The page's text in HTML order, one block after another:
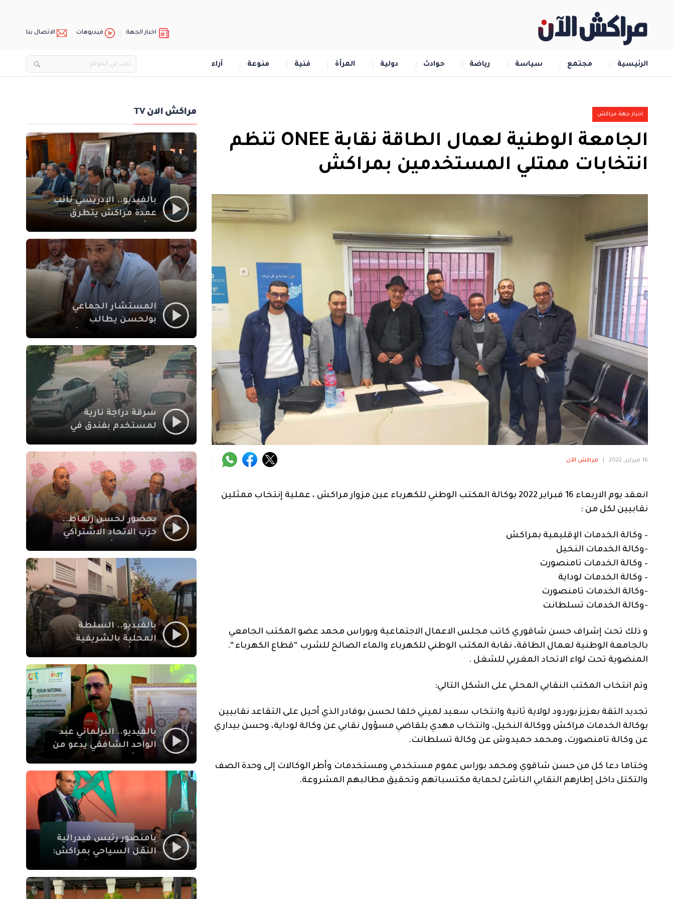
اخبار الجهة فيديوهات الاتصال بنا
الرئيسية مجتمع سياسة رياضة حوادث دولية المرأة فنية منوعة آراء
اخبار جهة مراكش
الجامعة الوطنية لعمال الطاقة نقابة ONEE تنظم
انتخابات ممتلي المستخدمين بمراكش
16 فبراير، 2022 مراكش الآن
انعقد يوم الاربعاء 16 فبراير 2022 بوكالة المكتب الوطني للكهرباء عين مزوار مراكش ، عملية إنتخاب ممثلين
نقابيين لكل من :
– وكالة الخدمات الإقليمية بمراكش
-وكالة الخدمات النخيل
– وكالة الخدمات تامنصورت
– وكالة الخدمات لوداية
-وكالة الخدمات تامنصورت
-وكالة الخدمات تسلطانت
و ذلك تحت إشراف حسن شاقوري كاتب مجلس الاعمال الاجتماعية وبوراس محمد عضو المكتب الجامعي
بالجامعة الوطنية لعمال الطاقة، نقابة المكتب الوطني للكهرباء والماء الصالح للشرب “قطاع الكهرباء “.
المنضوية تحت لواء الاتحاد المغربي للشغل .
وتم انتخاب المكتب النقابي المحلي على الشكل التالي:
تجديد التقة بعزيز بوردود لولاية ثانية وانتخاب سعيد لميني خلفا لحسن بوقادر الذي أحيل على التقاعد نقابيين
بوكالة الخدمات مراكش ووكالة النخيل، وانتخاب مهدي بلقاضي مسؤول نقابي عن وكالة لوداية، وحسن بيداري
عن وكالة تامنصورت، ومحمد حميدوش عن وكالة تسلطانت.
وختاما دعا كل من حسن شاقوي ومحمد بوراس عموم مستخدمي ومستخدمات وأطر الوكالات إلى وحدة الصف
والتكتل داخل إطارهم النقابي الناشئ لحماية مكتسباتهم وتحقيق مطالبهم المشروعة.
مراكش الان TV
بالفيديو.. الإدريسي نائب
عمدة مراكش يتطرق
الاجتماعي في نقل
المحطة الطرقية إلى
العزوزية
المستشار الجماعي
بولحسن يطالب
أشغال شارع علال
الفاسي بمراكش
سرقة دراجة نارية
لمستخدم بفندق في
بمراكش
بحضور لحسن زلماط..
حزب الاتحاد الاشتراكي
مقراً بمقاطعة سيدي
يوسف بن علي مراكش
بالفيديو.. السلطة
المحلية بالشريفية
بنايات غير قانونية بإقامة
الإيمان
بالفيديو.. البرلماني عبد
الواحد الشافقي يدعو من
النقل السياحي لمواكبة
بامنصور رئيس فيدرالية
النقل السياحي بمراكش:
والاصلاح التشريعي
ركيزتان أساسيتان لكسب